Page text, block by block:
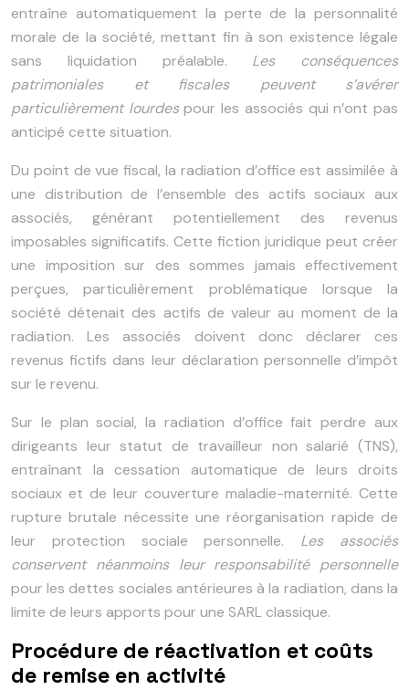
entraîne automatiquement la perte de la personnalité
morale de la société, mettant fin à son existence légale
sans liquidation préalable. Les conséquences
patrimoniales et fiscales peuvent s’avérer
particulièrement lourdespour les associés qui n’ont pas
anticipé cette situation.
Du point de vue fiscal, la radiation d’office est assimilée à
une distribution de l’ensemble des actifs sociaux aux
associés, générant potentiellement des revenus
imposables significatifs. Cette fiction juridique peut créer
une imposition sur des sommes jamais effectivement
perçues, particulièrement problématique lorsque la
société détenait des actifs de valeur au moment de la
radiation. Les associés doivent donc déclarer ces
revenus fictifs dans leur déclaration personnelle d’impôt
sur le revenu.
Sur le plan social, la radiation d’office fait perdre aux
dirigeants leur statut de travailleur non salarié (TNS),
entraînant la cessation automatique de leurs droits
sociaux et de leur couverture maladie-maternité. Cette
rupture brutale nécessite une réorganisation rapide de
leur protection sociale personnelle. Les associés
conservent néanmoins leur responsabilité personnelle
pour les dettes sociales antérieures à la radiation, dans la
limite de leurs apports pour une SARL classique.
Procédure de réactivation et coûts
de remise en activité